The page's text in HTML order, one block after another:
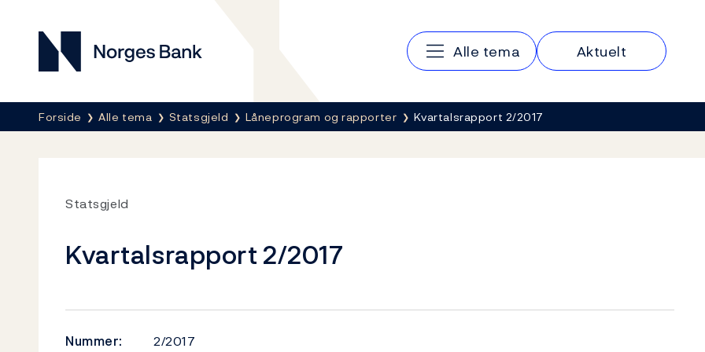
Norges Bank
Hovedmeny
Alle tema Aktuelt
Her er du nå:
Forside Alle tema Statsgjeld Låneprogram og rapporter Kvartalsrapport 2/2017
Statsgjeld
Kvartalsrapport 2/2017
Nummer: 2/2017